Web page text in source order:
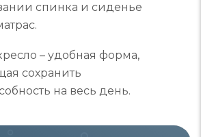
спинка и сиденье
– удобная форма,
сохранить
на весь день.